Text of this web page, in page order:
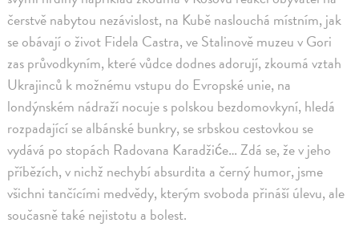
čerstvě nabytou nezávislost, na Kubě naslouchá místním, jak
se obávají o život Fidela Castra, ve Stalinově muzeu v Gori
zas průvodkyním, které vůdce dodnes adorují, zkoumá vztah
Ukrajinců k možnému vstupu do Evropské unie, na
londýnském nádraží nocuje s polskou bezdomovkyní, hledá
rozpadající se albánské bunkry, se srbskou cestovkou se
vydává po stopách Radovana Karadžiće… Zdá se, že v jeho
příbězích, v nichž nechybí absurdita a černý humor, jsme
všichni tančícími medvědy, kterým svoboda přináší úlevu, ale
současně také nejistotu a bolest.